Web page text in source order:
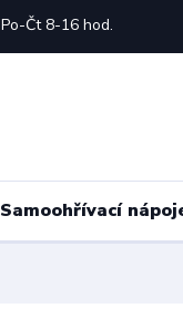
Po-Čt 8-16 hod.
Samoohřívací